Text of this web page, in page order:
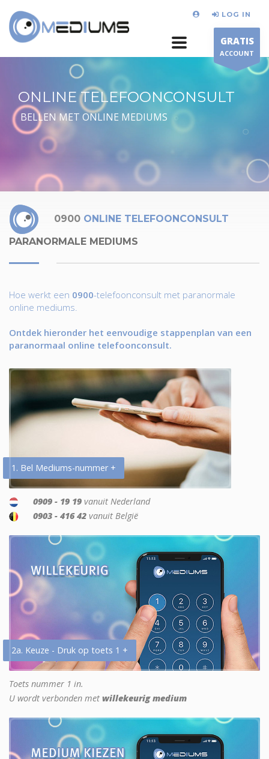
LOG IN
GRATIS
ACCOUNT
ONLINE TELEFOONCONSULT
BELLEN MET ONLINE MEDIUMS
0900 ONLINE TELEFOONCONSULT
PARANORMALE MEDIUMS
Hoe werkt een 0900-telefoonconsult met paranormale
online mediums.
Ontdek hieronder het eenvoudige stappenplan van een
paranormaal online telefoonconsult.
1. Bel Mediums-nummer +
0909 - 19 19 vanuit Nederland
0903 - 416 42 vanuit België
2a. Keuze - Druk op toets 1 +
Toets nummer 1 in.
U wordt verbonden met willekeurig medium